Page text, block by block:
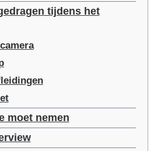
tijdens het
moet nemen